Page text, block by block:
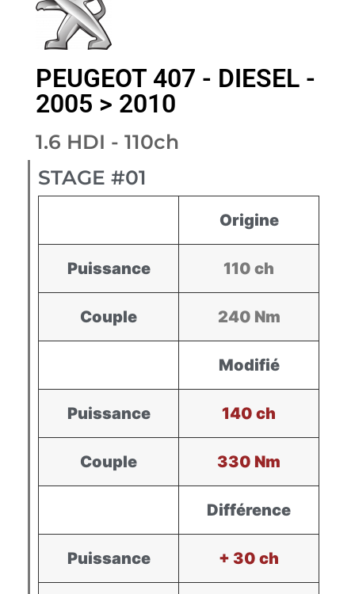
PEUGEOT 407 - DIESEL -
2005 > 2010
1.6 HDI - 110ch
STAGE #01
Origine
Puissance 110 ch
Couple 240 Nm
Modifié
Puissance 140 ch
Couple 330 Nm
Différence
Puissance + 30 ch